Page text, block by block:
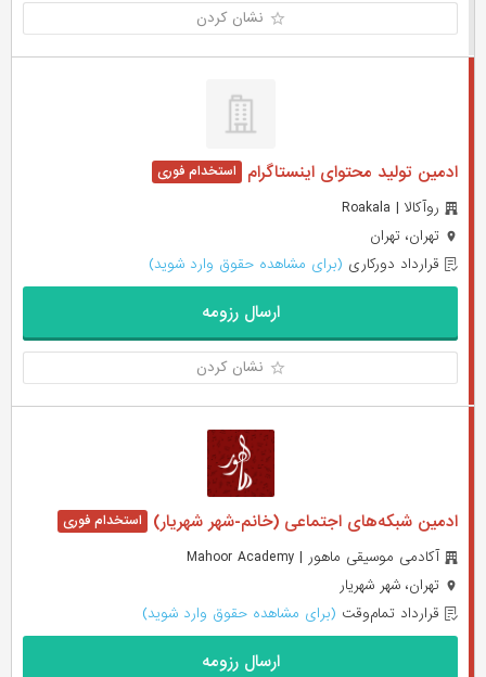
نشان کردن
ادمین تولید محتوای اینستاگرام
روآکالا | Roakala
تهران، تهران
قرارداد دورکاری (برای مشاهده حقوق وارد شوید)
ارسال رزومه
نشان کردن
ادمین شبکه‌های اجتماعی (خانم-شهر شهریار)
آکادمی موسیقی ماهور | Mahoor Academy
تهران، شهر شهریار
قرارداد تمام‌وقت (برای مشاهده حقوق وارد شوید)
ارسال رزومه